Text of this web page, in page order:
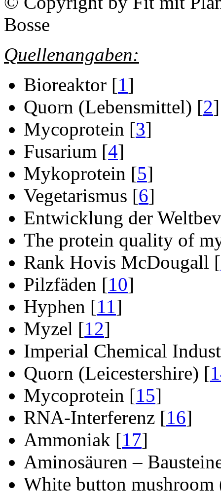
Bosse
Quellenangaben:
Bioreaktor [1 ]
Quorn (Lebensmittel) [2]
Mycoprotein [3]
Fusarium [4]
Mykoprotein [5]
Vegetarismus [6]
Entwicklung der
The protein quality of
Rank Hovis McDougall [
Pilzfäden [10]
Hyphen [11 ]
Myzel [12]
Imperial Chemical
Quorn (Leicestershire) [
Mycoprotein [15]
RNA-Interferenz [16]
Ammoniak [17]
Aminosäuren –
White button